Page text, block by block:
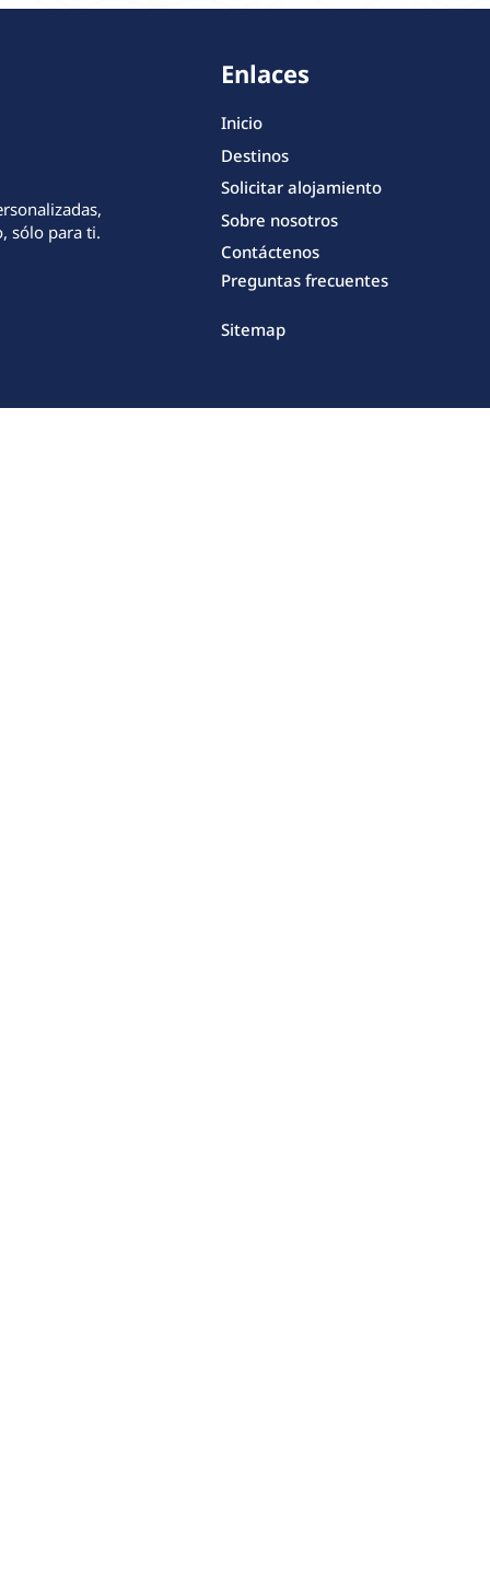
sólo para ti.
Enlaces
Inicio
Destinos
Solicitar alojamiento
Sobre nosotros
Contáctenos
Preguntas frecuentes
Sitemap